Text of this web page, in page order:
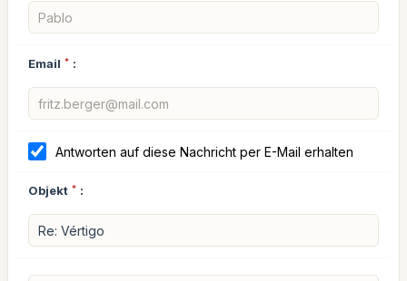
Email * :
Antworten auf diese Nachricht per E-Mail erhalten
Objekt * :